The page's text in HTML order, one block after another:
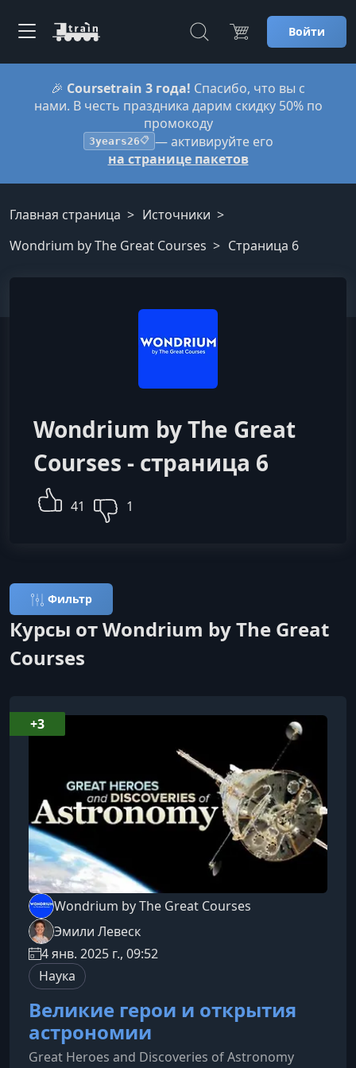
Войти
🎉 Coursetrain 3 года! Спасибо, что вы с
нами. В честь праздника дарим скидку 50% по
промокоду
3years26📋 — активируйте его
на странице пакетов
Главная страница
Источники
Wondrium by The Great Courses
Страница 6
Wondrium by The Great
Courses - страница 6
41 1
Фильтр
Курсы от Wondrium by The Great
Courses
Wondrium by The Great Courses
Эмили Левеск
4 янв. 2025 г., 09:52
Наука
Великие герои и открытия
астрономии
Great Heroes and Discoveries of Astronomy
+3